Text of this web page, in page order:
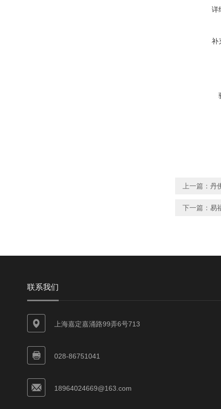
详
补
上一篇： 丹
下一篇： 易
联系我们
上海嘉定嘉涌路99弄6号713
028-86751041
18964024669@163.com